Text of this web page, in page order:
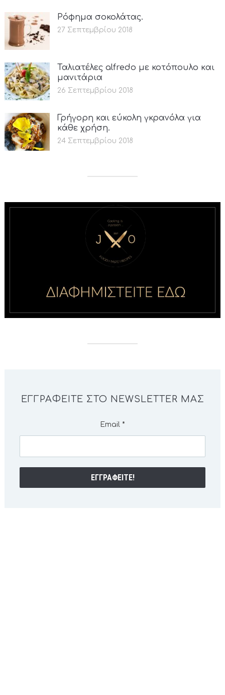
Ρόφημα σοκολάτας.
27 Σεπτεμβρίου 2018
Ταλιατέλες alfredo με κοτόπουλο και
μανιτάρια
26 Σεπτεμβρίου 2018
Γρήγορη και εύκολη γκρανόλα για
κάθε χρήση.
24 Σεπτεμβρίου 2018
ΕΓΓΡΑΦΕΊΤΕ ΣΤΟ NEWSLETTER ΜΑΣ
Email *